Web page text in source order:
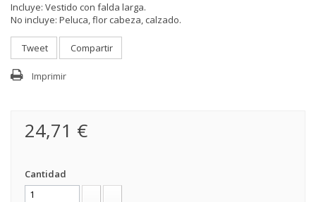
Incluye: Vestido con falda larga.
No incluye: Peluca, flor cabeza, calzado.
Tweet Compartir
Imprimir
24,71 €
Cantidad